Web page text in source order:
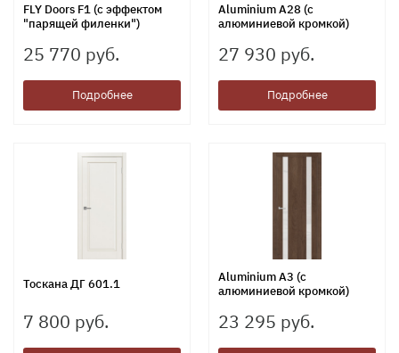
FLY Doors F1 (с эффектом
"парящей филенки")
25 770 руб.
Подробнее
Aluminium А28 (с
алюминиевой кромкой)
27 930 руб.
Подробнее
Тоскана ДГ 601.1
7 800 руб.
Aluminium А3 (с
алюминиевой кромкой)
23 295 руб.